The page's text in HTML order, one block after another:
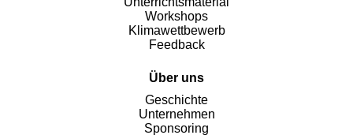
Workshops
Klimawettbewerb
Feedback
Über uns
Geschichte
Unternehmen
Sponsoring